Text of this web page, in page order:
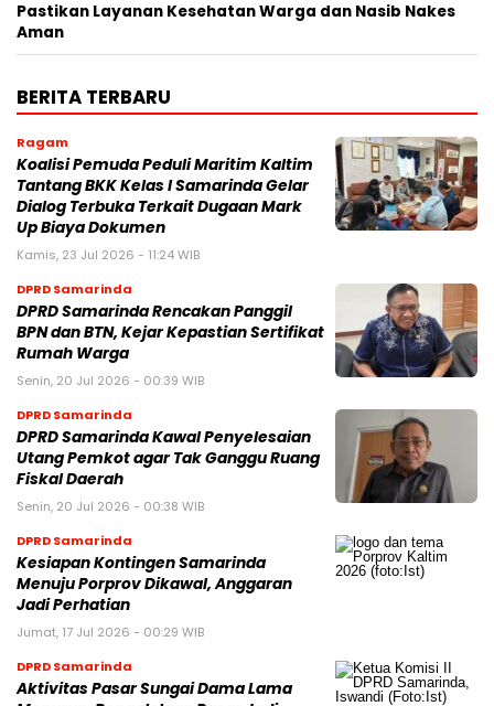
Pastikan Layanan Kesehatan Warga dan Nasib Nakes
Aman
BERITA TERBARU
Ragam
Koalisi Pemuda Peduli Maritim Kaltim
Tantang BKK Kelas I Samarinda Gelar
Dialog Terbuka Terkait Dugaan Mark
Up Biaya Dokumen
Kamis, 23 Jul 2026 - 11:24 WIB
DPRD Samarinda
DPRD Samarinda Rencakan Panggil
BPN dan BTN, Kejar Kepastian Sertifikat
Rumah Warga
Senin, 20 Jul 2026 - 00:39 WIB
DPRD Samarinda
DPRD Samarinda Kawal Penyelesaian
Utang Pemkot agar Tak Ganggu Ruang
Fiskal Daerah
Senin, 20 Jul 2026 - 00:38 WIB
DPRD Samarinda
Kesiapan Kontingen Samarinda
Menuju Porprov Dikawal, Anggaran
Jadi Perhatian
Jumat, 17 Jul 2026 - 00:29 WIB
DPRD Samarinda
Aktivitas Pasar Sungai Dama Lama